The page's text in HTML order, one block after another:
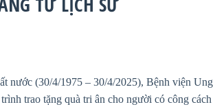
nước (30/4/1975 – 30/4/2025), Bệnh viện Ung
trao tặng quà tri ân cho người có công cách